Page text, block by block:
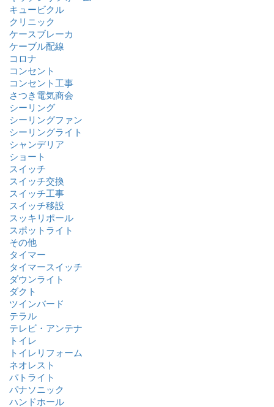
キュービクル
クリニック
ケースブレーカ
ケーブル配線
コロナ
コンセント
コンセント工事
さつき電気商会
シーリング
シーリングファン
シーリングライト
シャンデリア
ショート
スイッチ
スイッチ交換
スイッチ工事
スイッチ移設
スッキリポール
スポットライト
その他
タイマー
タイマースイッチ
ダウンライト
ダクト
ツインバード
テラル
テレビ・アンテナ
トイレ
トイレリフォーム
ネオレスト
パトライト
パナソニック
ハンドホール